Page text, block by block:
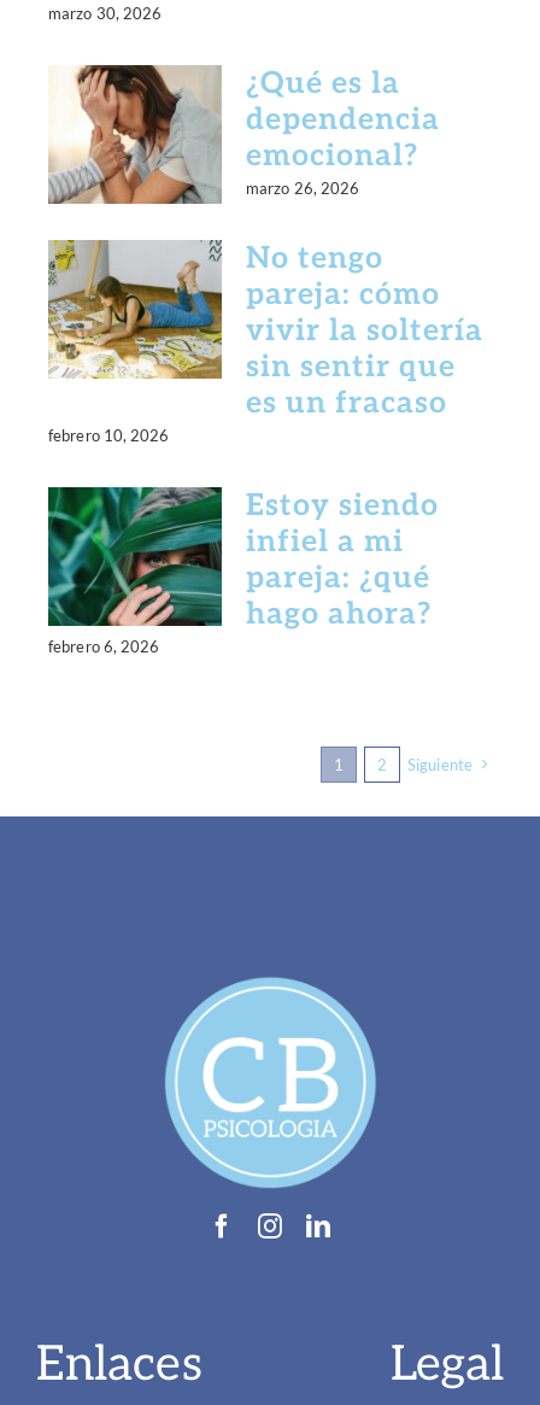
marzo 30, 2026
¿Qué es la
dependencia
emocional?
marzo 26, 2026
No tengo
pareja: cómo
vivir la soltería
sin sentir que
es un fracaso
febrero 10, 2026
Estoy siendo
infiel a mi
pareja: ¿qué
hago ahora?
febrero 6, 2026
1 2 Siguiente
Enlaces Legal